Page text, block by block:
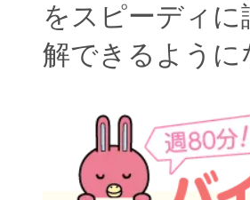
をスピーディ
解できるように